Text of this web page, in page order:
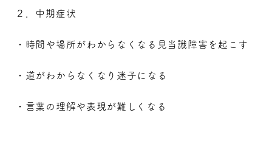
２．中期症状
・時間や場所がわからなくなる見当識障害を起こす
・道がわからなくなり迷子になる
・言葉の理解や表現が難しくなる